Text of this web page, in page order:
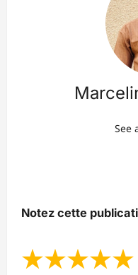
See
Notez cette
★★★★★